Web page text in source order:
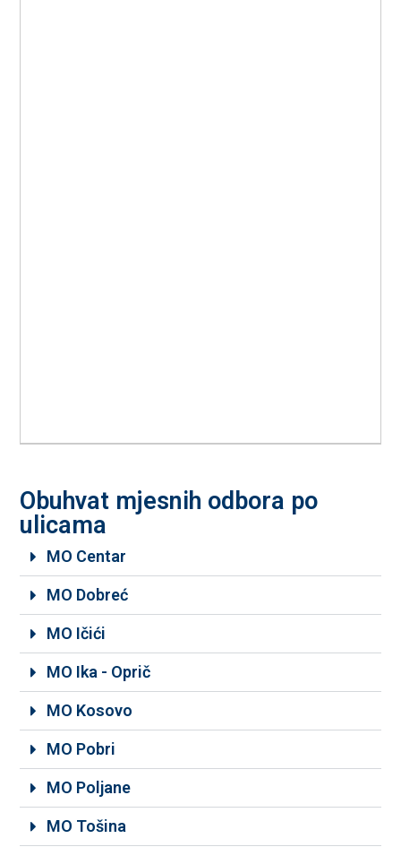
Obuhvat mjesnih odbora po
ulicama
MO Centar
MO Dobreć
MO Ičići
MO Ika - Oprič
MO Kosovo
MO Pobri
MO Poljane
MO Tošina